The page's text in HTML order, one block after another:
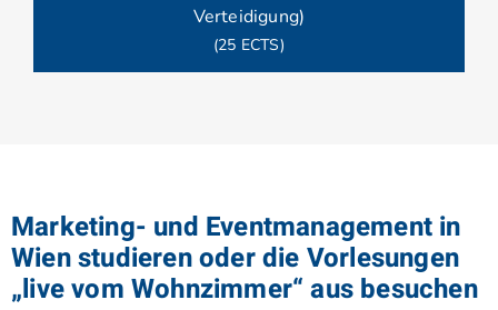
Verteidigung)
(25 ECTS)
Marketing- und Eventmanagement in
Wien studieren oder die Vorlesungen
„live vom Wohnzimmer“ aus besuchen